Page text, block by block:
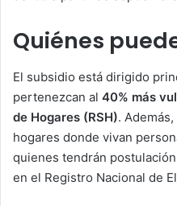
Quiénes
El subsidio está dirigido
pertenezcan al 40% más
de Hogares (RSH).
hogares donde vivan
quienes tendrán
en el Registro Nacional de